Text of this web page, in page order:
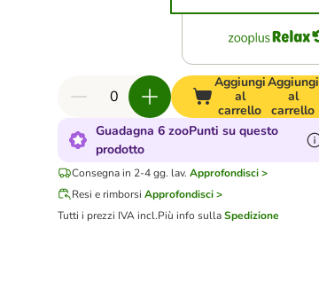
Aggiungi
al
carrello
Aggiungi
al
carrello
Guadagna 6 zooPunti su questo
prodotto
Consegna in 2-4 gg. lav. Approfondisci >
Resi e rimborsi Approfondisci >
Tutti i prezzi IVA incl.Più info sullaSpedizione